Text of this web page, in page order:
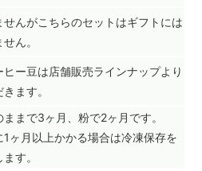
んがこちらのセットはギフトには
ん。
ー豆は店舗販売ラインナップより
ます。
まで3ヶ月、粉で2ヶ月です。
ヶ月以上かかる場合は冷凍保存を
す。